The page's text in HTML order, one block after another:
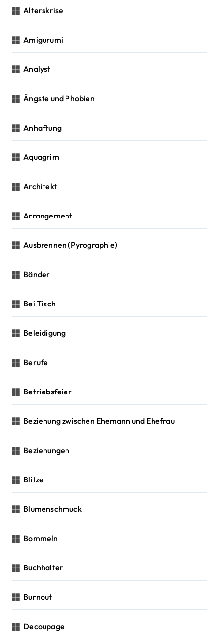
Alterskrise
Amigurumi
Analyst
Ängste und Phobien
Anhaftung
Aquagrim
Architekt
Arrangement
Ausbrennen (Pyrographie)
Bänder
Bei Tisch
Beleidigung
Berufe
Betriebsfeier
Beziehung zwischen Ehemann und Ehefrau
Beziehungen
Blitze
Blumenschmuck
Bommeln
Buchhalter
Burnout
Decoupage